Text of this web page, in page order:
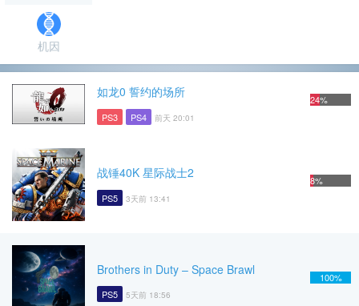
机因
如龙0 誓约的场所
PS3 PS4 前天 20:01
24%
战锤40K 星际战士2
PS5 3天前 13:41
8%
Brothers in Duty – Space Brawl
PS5 5天前 18:56
100%